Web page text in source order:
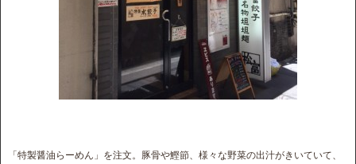
「特製醤油らーめん」を注文。豚骨や鰹節、様々な野菜の出汁がきいていて、